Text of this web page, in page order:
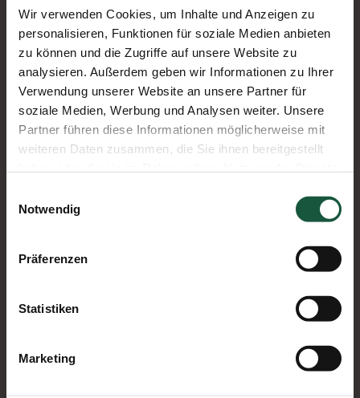
Wir verwenden Cookies, um Inhalte und Anzeigen zu
personalisieren, Funktionen für soziale Medien anbieten
zu können und die Zugriffe auf unsere Website zu
analysieren. Außerdem geben wir Informationen zu Ihrer
Verwendung unserer Website an unsere Partner für
soziale Medien, Werbung und Analysen weiter. Unsere
Partner führen diese Informationen möglicherweise mit
weiteren Daten zusammen, die Sie ihnen bereitgestellt
Cookies, wenn Sie unsere Webseite weiterhin nutzen.
Notwendig
Präferenzen
Statistiken
Marketing
ORGANIC MAYO WITH HERBS, IN A TUBE